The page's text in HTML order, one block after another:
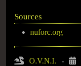
Sources
nuforc.org
O.V.N.I. -